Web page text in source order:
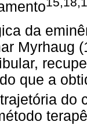
da
Myrhaug
que a
do